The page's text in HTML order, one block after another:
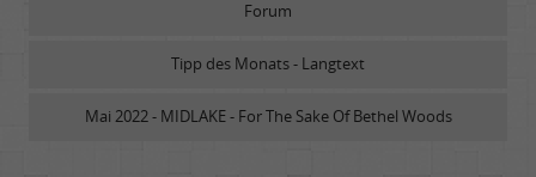
Forum
Tipp des Monats - Langtext
Mai 2022 - MIDLAKE - For The Sake Of Bethel Woods